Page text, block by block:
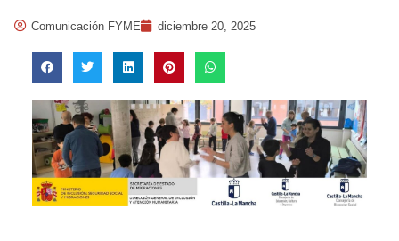
Comunicación FYME diciembre 20, 2025